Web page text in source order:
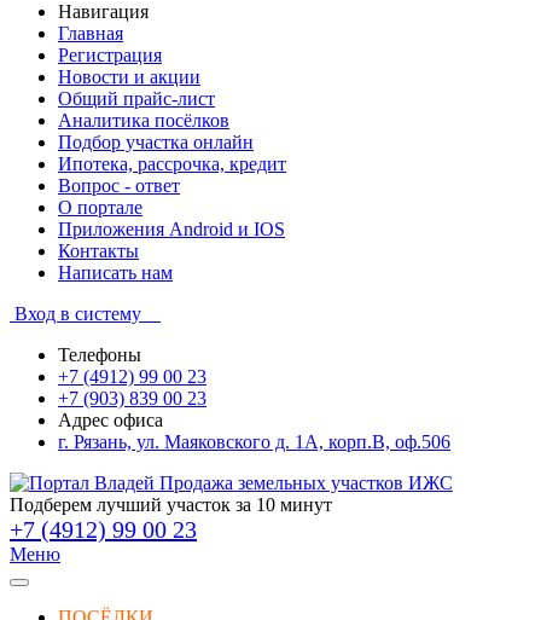
Навигация
Главная
Регистрация
Новости и акции
Общий прайс-лист
Аналитика посёлков
Подбор участка онлайн
Ипотека, рассрочка, кредит
Вопрос - ответ
О портале
Приложения Android и IOS
Контакты
Написать нам
Вход в систему
Телефоны
+7 (4912) 99 00 23
+7 (903) 839 00 23
Адрес офиса
г. Рязань, ул. Маяковского д. 1А, корп.В, оф.506
Подберем лучший участок за 10 минут
+7 (4912) 99 00 23
Меню